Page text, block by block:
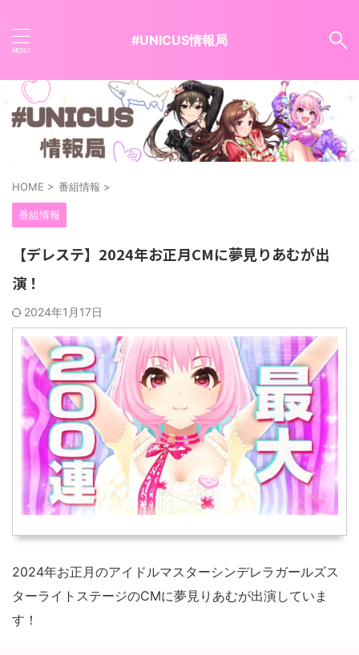
#UNICUS情報局
HOME > 番組情報 >
番組情報
【デレステ】2024年お正月CMに夢見りあむが出
演！
2024年1月17日
2024年お正月のアイドルマスターシンデレラガールズス
ターライトステージのCMに夢見りあむが出演していま
す！